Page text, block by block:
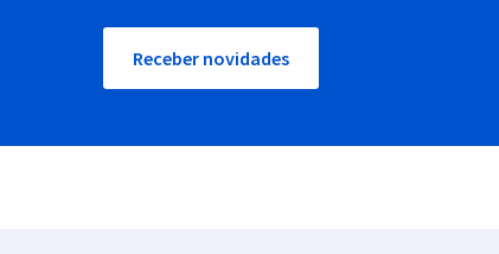
Receber novidades